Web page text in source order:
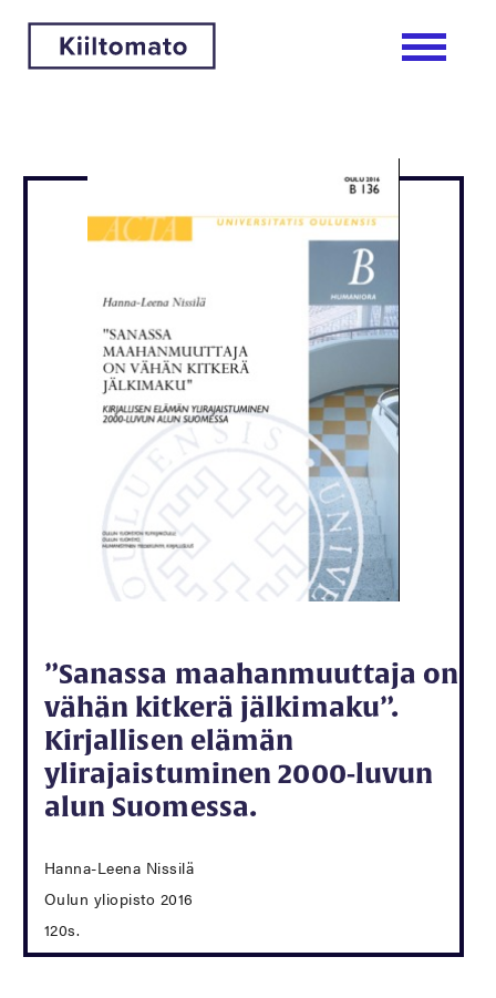
”Sanassa maahanmuuttaja on
vähän kitkerä jälkimaku”.
Kirjallisen elämän
ylirajaistuminen 2000-luvun
alun Suomessa.
Hanna-Leena Nissilä
Oulun yliopisto 2016
120s.